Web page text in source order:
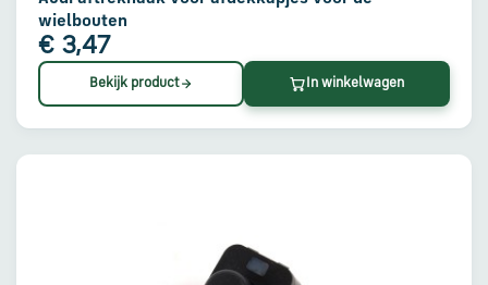
wielbouten
€ 3,47
Bekijk product In winkelwagen